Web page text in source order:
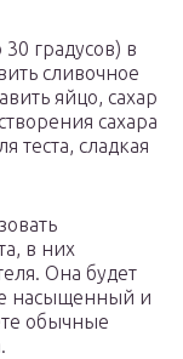
градусов) в
сливочное
яйцо, сахар
сахара
теста, сладкая
в них
Она будет
насыщенный и
обычные